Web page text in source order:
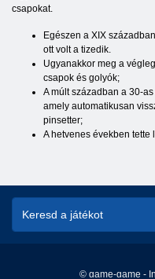
csapokat.
Egészen a XIX
ott volt a tizedik.
Ugyanakkor meg a
csapok és golyók;
A múlt században a 30-
amely automatikusan
pinsetter;
A hetvenes években
© game-game -